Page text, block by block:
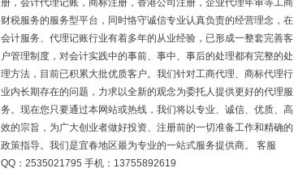
册，会计代理记账，商标注册，香港公司注册，企业代理年审等工商
财税服务的服务型平台，同时恪守诚信专业认真负责的经营理念，在
会计服务、代理记账行业有着多年的从业经验，已形成一整套完善客
户管理制度，对会计实践中的事前、事中、事后的处理都有完整的处
理方法，目前已积累大批优质客户。我们针对工商代理、商标代理行
业内长期存在的问题，力求以全新的观念为委托人提供更好的代理服
务。现在您只要通过本网站或热线，我们将以专业、诚信、优质、高
效的宗旨，为广大创业者做好投资、注册前的一切准备工作和精确的
政策指导。我们是宜春地区最为专业的一站式服务提供商。 客服
QQ：2535021795 手机：13755892619